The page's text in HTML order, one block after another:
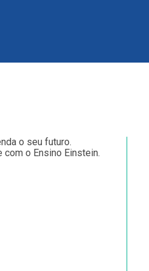
o seu futuro.
com o Ensino Einstein.